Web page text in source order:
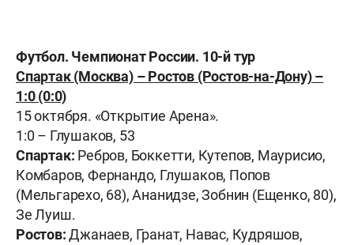
Футбол. Чемпионат России. 10-й тур
Спартак (Москва) – Ростов (Ростов-на-Дону) –
1:0 (0:0)
15 октября. «Открытие Арена».
1:0 – Глушаков, 53
Спартак: Ребров, Боккетти, Кутепов, Маурисио,
Комбаров, Фернандо, Глушаков, Попов
(Мельгарехо, 68), Ананидзе, Зобнин (Ещенко, 80),
Зе Луиш.
Ростов:Джанаев, Гранат, Навас, Кудряшов,